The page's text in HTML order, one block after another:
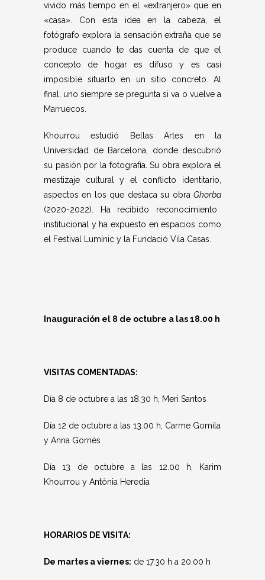
vivido más tiempo en el «extranjero» que en
«casa». Con esta idea en la cabeza, el
fotógrafo explora la sensación extraña que se
produce cuando te das cuenta de que el
concepto de hogar es difuso y es casi
imposible situarlo en un sitio concreto. Al
final, uno siempre se pregunta si va o vuelve a
Marruecos.
Khourrou estudió Bellas Artes en la
Universidad de Barcelona, ​​donde descubrió
su pasión por la fotografía. Su obra explora el
mestizaje cultural y el conflicto identitario,
aspectos en los que destaca su obra Ghorba
(2020-2022). Ha recibido reconocimiento
institucional y ha expuesto en espacios como
el Festival Lumínic y la Fundació Vila Casas.
Inauguración el 8 de octubre a las 18.00 h
VISITAS COMENTADAS:
Día 8 de octubre a las 18.30 h, Meri Santos
Día 12 de octubre a las 13.00 h, Carme Gomila
y Anna Gornès
Día 13 de octubre a las 12.00 h, Karim
Khourrou y Antònia Heredia
HORARIOS DE VISITA:
De martes a viernes: de 17.30 h a 20.00 h